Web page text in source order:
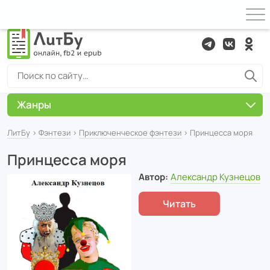
ЛитБу › Фэнтези › Приключенческое фэнтези › Принцесса моря
Принцесса моря
Автор: Александр Кузнецов
Читать
Жанры